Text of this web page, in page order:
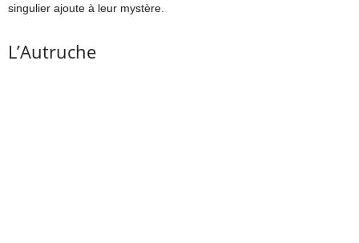
singulier ajoute à leur mystère.
L’Autruche